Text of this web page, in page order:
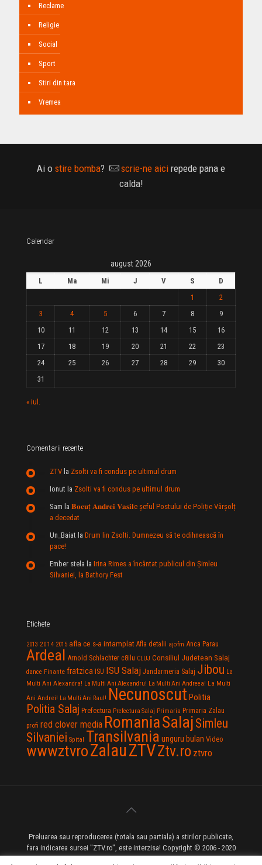
Reclame
Religie
Social
Sport
Stiri din tara
Vremea
Ai o stire bomba? scrie-ne aici repede pana e
calda!
Calendar
august 2026
L Ma Mi J V S
D
1
2
3
4 5 6 7 8
9
10
11 12 13 14 15
16
17
18 19 20 21 22
23
24
25 26 27 28 29
30
31
« iul.
Comentarii recente
ZTV la Zsolti va fi condus pe ultimul drum
Ionut la Zsolti va fi condus pe ultimul drum
Sam la 𝐁𝐨𝐜𝐮ț 𝐀𝐧𝐝𝐫𝐞𝐢 𝐕𝐚𝐬𝐢𝐥e şeful Postului de Poliție Vârșolț
a decedat
Un_Baiat la Drum lin Zsolti. Dumnezeu sã te odihneascã în
pace!
Ember stela la Irina Rimes a încântat publicul din Şimleu
Silvaniei, la Bathory Fest
Etichete
2013 2014 2015 afla ce s-a intamplat Afla detalii ajofm Anca Parau
Ardeal Arnold Schlachter c8ilu CLUJ Consiliul Judetean Salaj
dance Finante fratzica ISU ISU Salaj Jandarmeria Salaj Jibou La
Multi Ani Alexandra! La Multi Ani Alexandru! La Multi Ani Andreea! La Multi
Ani Andrei! La Multi Ani Raul! Necunoscut Politia
Politia Salaj Prefectura Prefectura Salaj Primaria Primaria Zalau
profi red clover media RomaniaSalaj Simleu
Silvaniei Spital Transilvania unguru bulan Video
wwwztvroZalauZTVZtv.ro ztvro
Preluarea sau reproducerea (totala sau partiala) a stirilor publicate,
fara indicarea sursei "ZTV.ro", este interzisa! Copyright © 2006 - 2020
ZTV.ro - Televiziune pe Internet - Zalau TV